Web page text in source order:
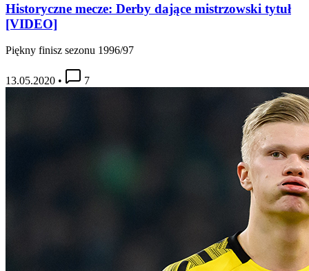
Historyczne mecze: Derby dające mistrzowski tytuł
[VIDEO]
Piękny finisz sezonu 1996/97
13.05.2020 • 7